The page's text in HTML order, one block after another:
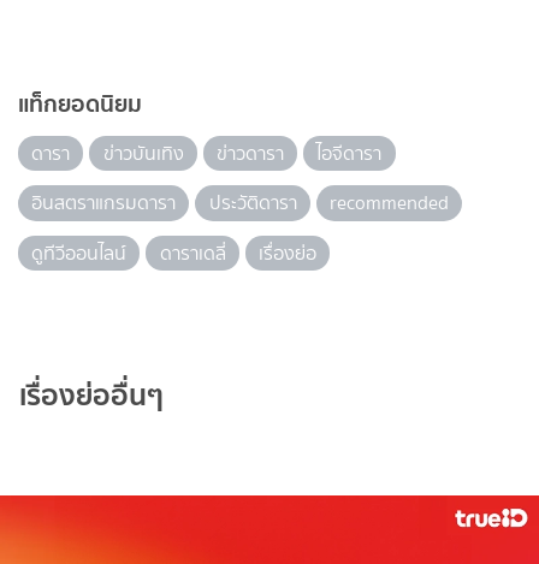
แท็กยอดนิยม
ดารา ข่าวบันเทิง ข่าวดารา
ไอจีดารา
อินสตราแกรมดารา
ประวัติดารา
recommended
ดูทีวีออนไลน์
ดาราเดลี่ เรื่องย่อ
เรื่องย่ออื่นๆ